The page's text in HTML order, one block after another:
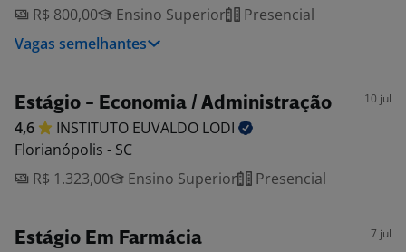
R$ 800,00
Ensino Superior
Presencial
Vagas semelhantes
Estágio - Economia / Administração 10 jul
4,6 INSTITUTO EUVALDO LODI
Florianópolis - SC
R$ 1.323,00
Ensino Superior Presencial
Estágio Em Farmácia 7 jul